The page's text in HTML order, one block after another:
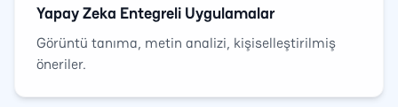
Yapay Zeka Entegreli Uygulamalar
Görüntü tanıma, metin analizi, kişiselleştirilmiş
öneriler.